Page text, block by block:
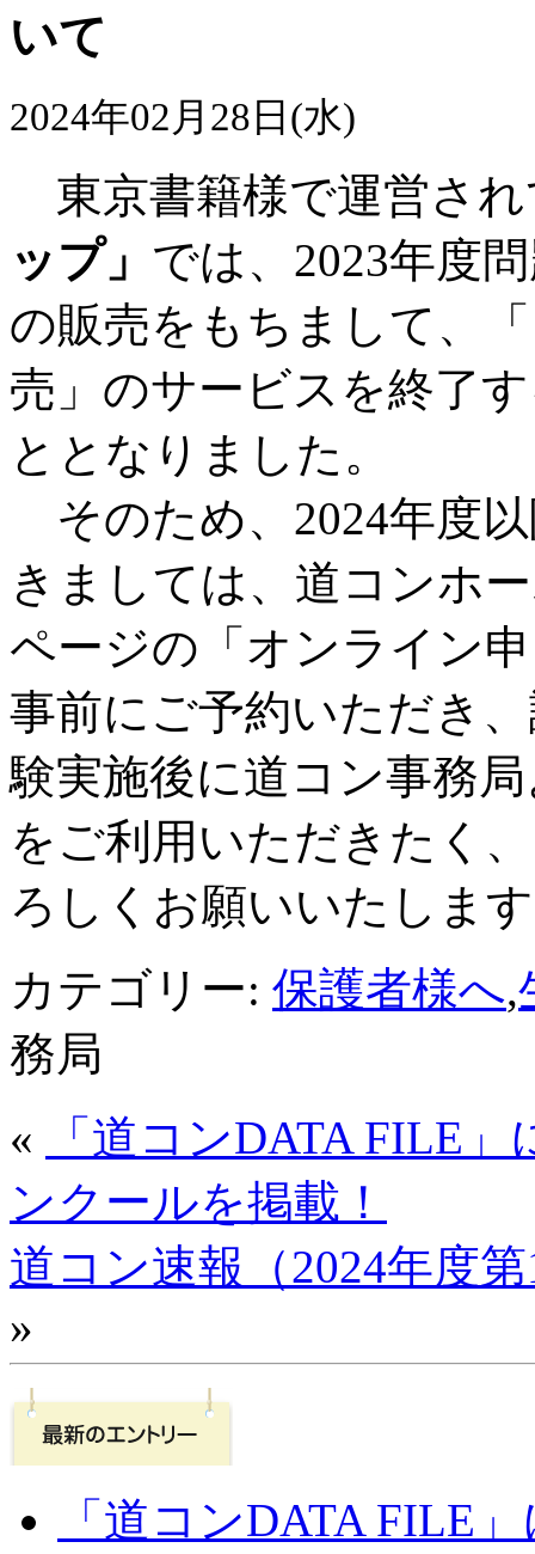
いて
2024年02月28日(水)
東京書籍様で運営さ
ップ」 では、2023年度
の販売をもちまして、
売」のサービスを終了
ととなりました。
そのため、2024年度
きましては、道コンホ
ページの「オンライン
事前にご予約いただき
験実施後に道コン事務
をご利用いただきたく
ろしくお願いいたしま
カテゴリー: 保護者様へ,
務局
«
「道コンDATA FILE
ンクールを掲載！
道コン速報（2024年度
»
「道コンDATA FILE